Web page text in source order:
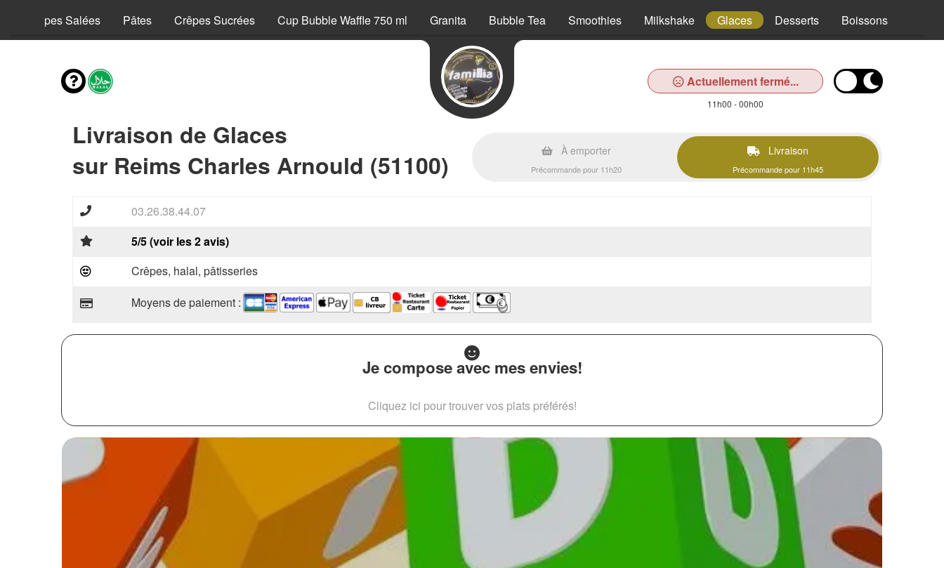
Crêpes Salées Pâtes Crêpes Sucrées Cup Bubble Waffle 750 ml Granita Bubble Tea Smoothies Milkshake Glaces Desserts Boissons
Actuellement fermé...
11h00 - 00h00
Livraison de Glaces
sur Reims Charles Arnould (51100)
À emporter
Précommande pour 11h20
Livraison
Précommande pour 11h45
03.26.38.44.07
5/5 (voir les 2 avis)
Crêpes, halal, pâtisseries
Moyens de paiement :
Je compose avec mes envies!
Cliquez ici pour trouver vos plats préférés!